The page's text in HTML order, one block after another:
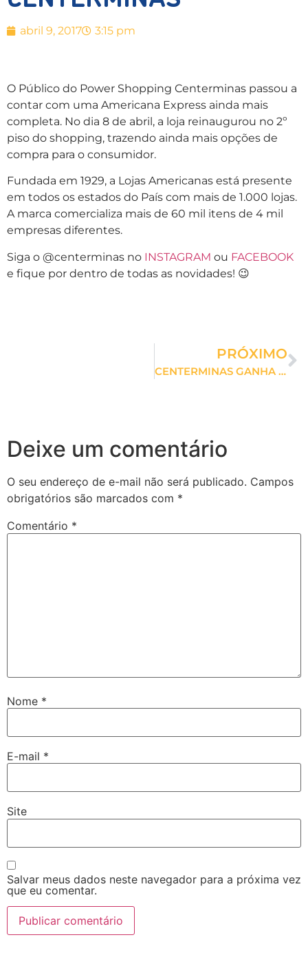
abril 9, 2017 3:15 pm
O Público do Power Shopping Centerminas passou a
contar com uma Americana Express ainda mais
completa. No dia 8 de abril, a loja reinaugurou no 2º
piso do shopping, trazendo ainda mais opções de
compra para o consumidor.
Fundada em 1929, a Lojas Americanas está presente
em todos os estados do País com mais de 1.000 lojas.
A marca comercializa mais de 60 mil itens de 4 mil
empresas diferentes.
Siga o @centerminas no INSTAGRAM ou FACEBOOK
e fique por dentro de todas as novidades! 😉
PRÓXIMO
CENTERMINAS GANHA LOJA DA SOBRANCELHAS DESIGN
Deixe um comentário
O seu endereço de e-mail não será publicado. Campos
obrigatórios são marcados com *
Comentário *
Nome *
E-mail *
Site
Salvar meus dados neste navegador para a próxima vez
que eu comentar.